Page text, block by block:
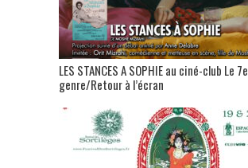
LES STANCES A SOPHIE au ciné-club Le 7e
genre/Retour à l’écran